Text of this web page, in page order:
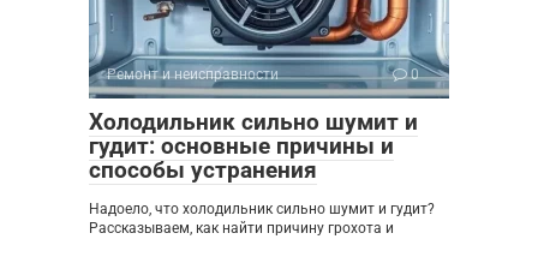
Ремонт и неисправности 0
Холодильник сильно шумит и
гудит: основные причины и
способы устранения
Надоело, что холодильник сильно шумит и гудит?
Рассказываем, как найти причину грохота и